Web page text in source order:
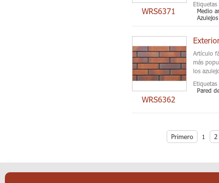
WRS6371
Medio
WRS6362
Artículo
más
los
Pared
Primero 1 2